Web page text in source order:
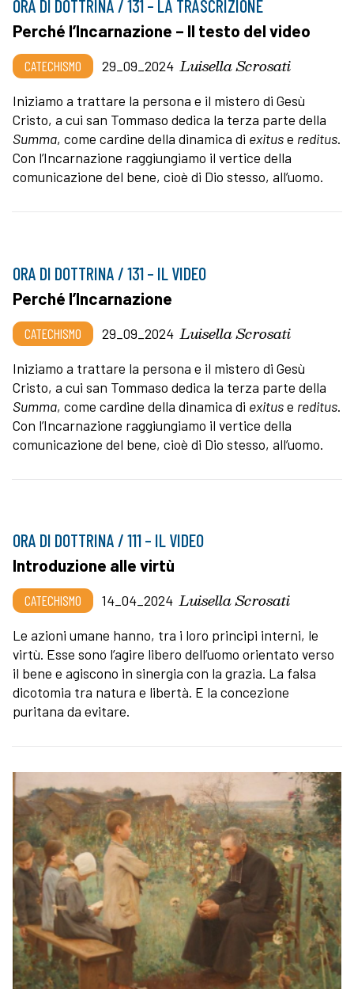
ORA DI DOTTRINA / 131 – LA TRASCRIZIONE
Perché l’Incarnazione – Il testo del video
CATECHISMO 29_09_2024 Luisella Scrosati
Iniziamo a trattare la persona e il mistero di Gesù
Cristo, a cui san Tommaso dedica la terza parte della
Summa, come cardine della dinamica di exituse reditus.
Con l’Incarnazione raggiungiamo il vertice della
comunicazione del bene, cioè di Dio stesso, all’uomo.
ORA DI DOTTRINA / 131 – IL VIDEO
Perché l’Incarnazione
CATECHISMO 29_09_2024 Luisella Scrosati
Iniziamo a trattare la persona e il mistero di Gesù
Cristo, a cui san Tommaso dedica la terza parte della
Summa, come cardine della dinamica di exituse reditus.
Con l’Incarnazione raggiungiamo il vertice della
comunicazione del bene, cioè di Dio stesso, all’uomo.
ORA DI DOTTRINA / 111 – IL VIDEO
Introduzione alle virtù
CATECHISMO 14_04_2024 Luisella Scrosati
Le azioni umane hanno, tra i loro principi interni, le
virtù. Esse sono l’agire libero dell’uomo orientato verso
il bene e agiscono in sinergia con la grazia. La falsa
dicotomia tra natura e libertà. E la concezione
puritana da evitare.